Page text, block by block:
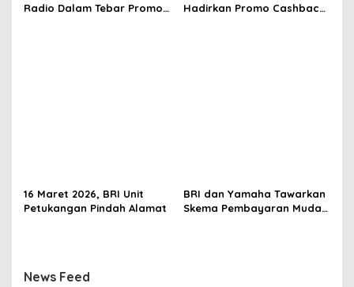
Radio Dalam Tebar Promo
Hadirkan Promo Cashback
16 Maret 2026, BRI Unit
Petukangan Pindah Alamat
BRI dan Yamaha Tawarkan
Skema Pembayaran Mudah
News Feed